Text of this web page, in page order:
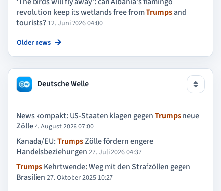
‘The birds will fly away’: can Albania’s flamingo
revolution keep its wetlands free fromTrumpsand
tourists? 12. Juni 2026 04:00
Older news
Deutsche Welle
News kompakt: US-Staaten klagen gegenTrumpsneue
Zölle4. August 2026 07:00
Kanada/EU:TrumpsZölle fördern engere
Handelsbeziehungen 27. Juli 2026 04:37
TrumpsKehrtwende: Weg mit den Strafzöllen gegen
Brasilien 27. Oktober 2025 10:27